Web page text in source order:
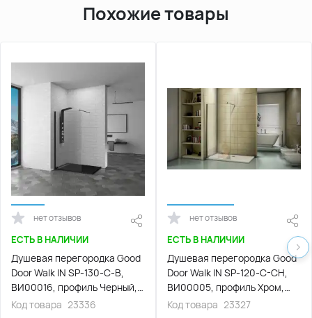
Похожие товары
нет отзывов
ЕСТЬ В НАЛИЧИИ
Душевая перегородка Good
Door Walk IN SP-130-C-В,
ВИ00016, профиль Черный,
стекло Прозрачное
Код товара 23336
нет отзывов
ЕСТЬ В НАЛИЧИИ
Душевая перегородка Good
Door Walk IN SP-120-C-CH,
ВИ00005, профиль Хром,
стекло Прозрачное
Код товара 23327